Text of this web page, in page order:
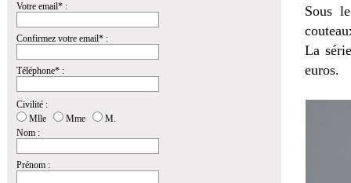
Votre email* :
Confirmez votre email* :
Téléphone* :
Civilité :
Mlle
Mme
M.
Nom :
Prénom :
Sous
La
euros.